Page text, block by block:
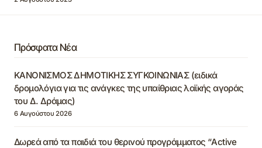
Πρόσφατα Νέα
ΚΑΝΟΝΙΣΜΟΣ ΔΗΜΟΤΙΚΗΣ ΣΥΓΚΟΙΝΩΝΙΑΣ (ειδικά
δρομολόγια για τις ανάγκες της υπαίθριας λαϊκής αγοράς
του Δ. Δράμας)
6 Αυγούστου 2026
Δωρεά από τα παιδιά του θερινού προγράμματος “Active